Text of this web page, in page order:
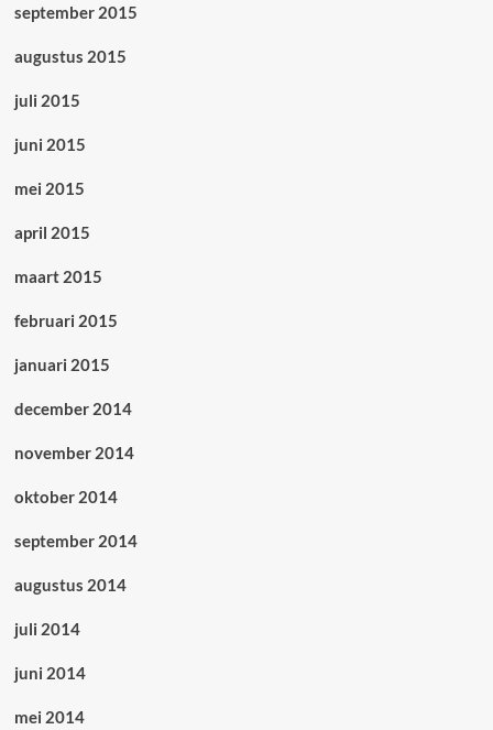
september 2015
augustus 2015
juli 2015
juni 2015
mei 2015
april 2015
maart 2015
februari 2015
januari 2015
december 2014
november 2014
oktober 2014
september 2014
augustus 2014
juli 2014
juni 2014
mei 2014